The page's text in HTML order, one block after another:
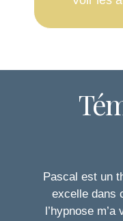
Pascal est un
excelle dans
l’hypnose